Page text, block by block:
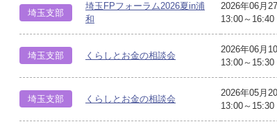
埼玉支部
埼玉FPフォーラム2026夏in浦
和
2026年06月
13:00～16:40
埼玉支部 くらしとお金の相談会
2026年06月
13:00～15:30
埼玉支部 くらしとお金の相談会
2026年05月
13:00～15:30